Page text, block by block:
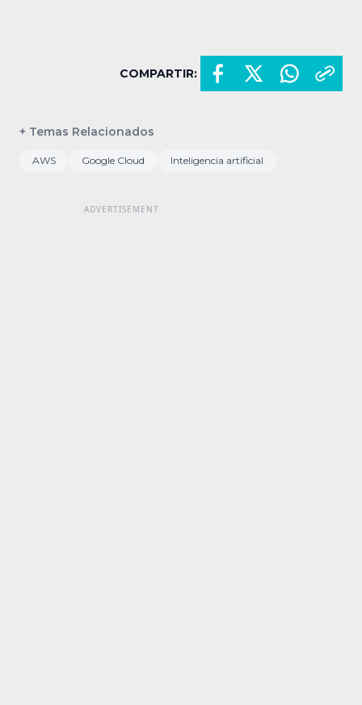
COMPARTIR:
+ Temas Relacionados
AWS Google Cloud Inteligencia artificial